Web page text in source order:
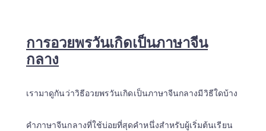
การอวยพรวันเกิดเป็นภาษาจีน
กลาง
คำภาษาจีนกลางที่ใช้บ่อยที่สุดคำหนึ่งสำหรับผู้เริ่มต้นเรียน